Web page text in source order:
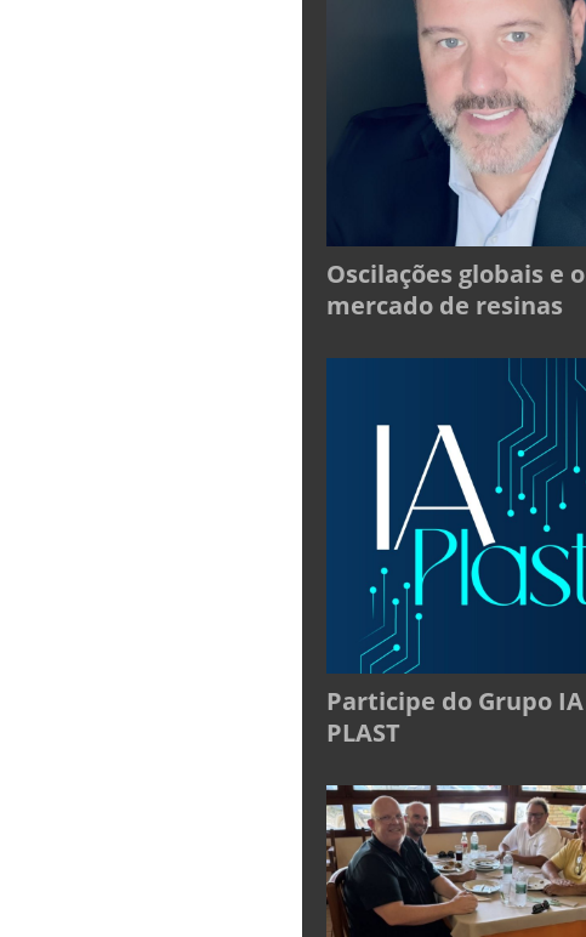
Oscilações globais e o
mercado de resinas
Participe do Grupo IA
PLAST